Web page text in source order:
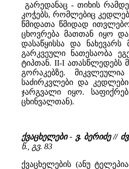
გარედანაც - თიხის
კოჭებს, რომლებიც
წმიდათა წმიდად
ცხოვრება მათთან იყო
დასაწყისსა და
გარკვეული ნათესაობა
ტიპთან. II-I ათასწლედებს
გორაკებზე.
საძირკვლები და
ჯარგვალი იყო.
ცხინვალთან).
ქვაცხელები - ვ. ბერიძე
წ., გვ. 83
ქვაცხელების (ანუ